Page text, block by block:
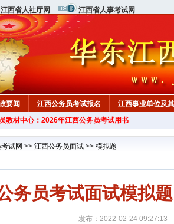
江西省人社厅网 江西省人事考试网
要闻 江西公务员考试报名 江西事业单位及
教材中心
教材中心：2026年江西公务员考试用书
试网 >> 江西公务员面试 >> 模拟题
务员考试面试模拟
发布：2022-02-24 09:27:13